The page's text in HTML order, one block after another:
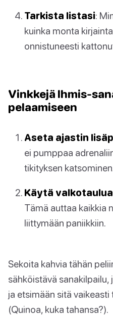
Tarkista listasi:
kuinka monta
onnistuneesti
Vinkkejä Ihmis-
pelaamiseen
Aseta ajastin
ei pumppaa
tikityksen
Käytä
Tämä auttaa kaikkia
liittymään paniikkiin.
Sekoita kahvia tähän
sähköistävä sanakilpailu,
ja etsimään sitä
(Quinoa, kuka tahansa?).